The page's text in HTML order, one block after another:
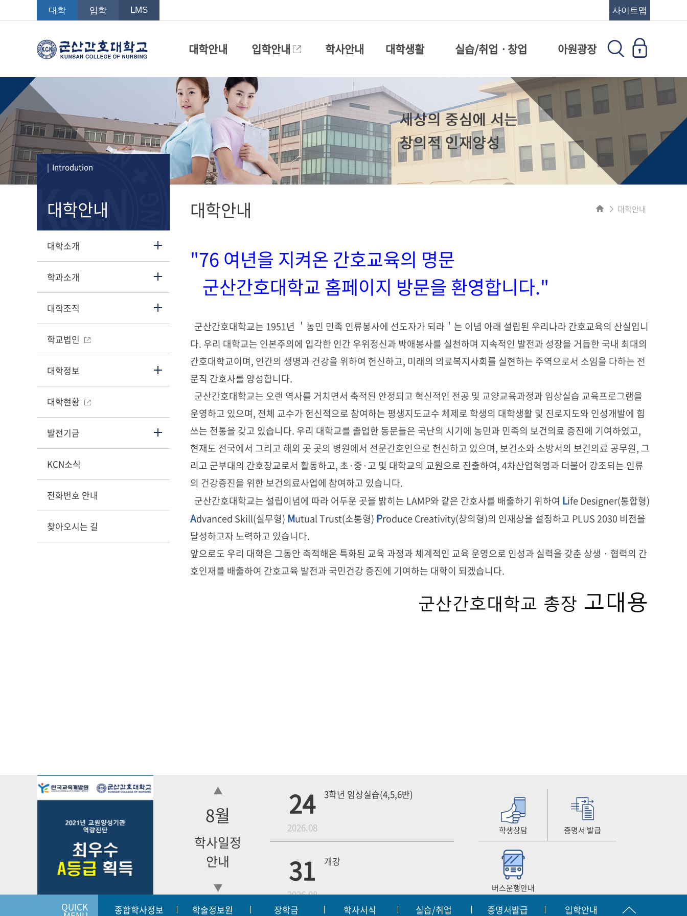
대학 입학 LMS 사이트맵
대학안내 입학안내 학사안내 대학생활 실습/취업ㆍ창업 아원광장
| Introdution
대학안내
대학소개
학과소개
대학조직
학교법인
대학정보
대학현황
발전기금
KCN소식
전화번호 안내
찾아오시는 길
대학안내 대학안내
"76 여년을 지켜온 간호교육의 명문
군산간호대학교 홈페이지 방문을 환영합니다."
군산간호대학교는 1951년 ＇농민 민족 인류봉사에 선도자가 되라＇는 이념 아래 설립된 우리나라 간호교육의 산실입니
다. 우리 대학교는 인본주의에 입각한 인간 우위정신과 박애봉사를 실천하며 지속적인 발전과 성장을 거듭한 국내 최대의
간호대학교이며, 인간의 생명과 건강을 위하여 헌신하고, 미래의 의료복지사회를 실현하는 주역으로서 소임을 다하는 전
문직 간호사를 양성합니다.
군산간호대학교는 오랜 역사를 거치면서 축적된 안정되고 혁신적인 전공 및 교양교육과정과 임상실습 교육프로그램을
운영하고 있으며, 전체 교수가 헌신적으로 참여하는 평생지도교수 체제로 학생의 대학생활 및 진로지도와 인성개발에 힘
쓰는 전통을 갖고 있습니다. 우리 대학교를 졸업한 동문들은 국난의 시기에 농민과 민족의 보건의료 증진에 기여하였고,
현재도 전국에서 그리고 해외 곳 곳의 병원에서 전문간호인으로 헌신하고 있으며, 보건소와 소방서의 보건의료 공무원, 그
리고 군부대의 간호장교로서 활동하고, 초·중·고 및 대학교의 교원으로 진출하여, 4차산업혁명과 더불어 강조되는 인류
의 건강증진을 위한 보건의료사업에 참여하고 있습니다.
군산간호대학교는 설립이념에 따라 어두운 곳을 밝히는 LAMP와 같은 간호사를 배출하기 위하여 Life Designer(통합형)
Advanced Skill(실무형) Mutual Trust(소통형) Produce Creativity(창의형)의 인재상을 설정하고 PLUS 2030 비전을
달성하고자 노력하고 있습니다.
앞으로도 우리 대학은 그동안 축적해온 특화된 교육 과정과 체계적인 교육 운영으로 인성과 실력을 갖춘 상생 · 협력의 간
호인재를 배출하여 간호교육 발전과 국민건강 증진에 기여하는 대학이 되겠습니다.
QUICK 종합학사정보 학술정보원 장학금 학사서식 실습/취업 증명서발급 입학안내
8월
학사일정
안내
24
2026.08
3학년 임상실습(4,5,6반)
31
2026.08
개강
학생상담 증명서 발급
버스운행안내